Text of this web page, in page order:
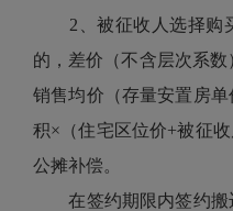
2、被征收人选择购买
的，差价（不含层次系
销售均价（存量安置房
积×（住宅区位价+被征
公摊补偿。
在签约期限内签约搬